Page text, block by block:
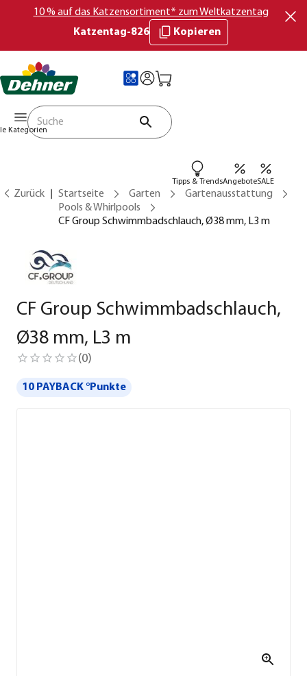
10 % auf das Katzensortiment* zum Weltkatzentag
Katzentag-826
Kopieren
Kategorien
Tipps & TrendsAngeboteSALE
Zurück Startseite Garten
Gartenausstattung
Pools & Whirlpools
CF Group Schwimmbadschlauch, Ø38 mm, L3 m
CF Group Schwimmbadschlauch,
Ø38 mm, L3 m
(0)
10 PAYBACK °Punkte